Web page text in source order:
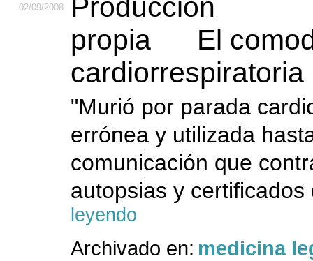
02/09/2008
El
cardiorrespiratoria
"Murió por parada
errónea y utilizada
comunicación que
autopsias y
leyendo
Archivado en: medicina